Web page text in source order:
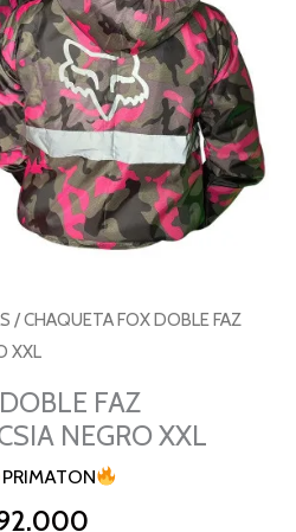
/ CHAQUETA FOX DOBLE FAZ
XXL
FAZ
NEGRO XXL
PRIMATON